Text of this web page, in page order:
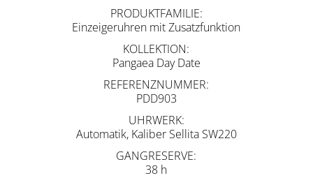
PRODUKTFAMILIE
Einzeigeruhren mit Zusatzfunktion
KOLLEKTION
Pangaea Day Date
REFERENZNUMMER
PDD903
UHRWERK
Automatik, Kaliber Sellita SW220
GANGRESERVE
38 h